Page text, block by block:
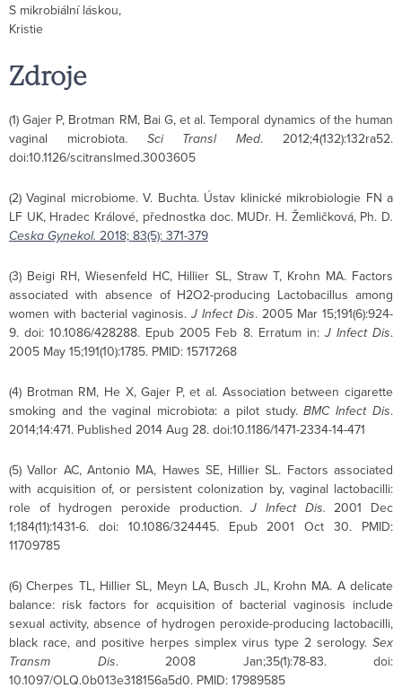
S mikrobiální láskou,
Kristie
Zdroje
(1) Gajer P, Brotman RM, Bai G, et al. Temporal dynamics of the human
vaginal microbiota. Sci Transl Med. 2012;4(132):132ra52.
doi:10.1126/scitranslmed.3003605
(2) Vaginal microbiome. V. Buchta. Ústav klinické mikrobiologie FN a
LF UK, Hradec Králové, přednostka doc. MUDr. H. Žemličková, Ph. D.
Ceska Gynekol.2018; 83(5): 371-379
(3) Beigi RH, Wiesenfeld HC, Hillier SL, Straw T, Krohn MA. Factors
associated with absence of H2O2-producing Lactobacillus among
women with bacterial vaginosis. J Infect Dis. 2005 Mar 15;191(6):924-
9. doi: 10.1086/428288. Epub 2005 Feb 8. Erratum in: J Infect Dis.
2005 May 15;191(10):1785. PMID: 15717268
(4) Brotman RM, He X, Gajer P, et al. Association between cigarette
smoking and the vaginal microbiota: a pilot study.BMC Infect Dis.
2014;14:471. Published 2014 Aug 28. doi:10.1186/1471-2334-14-471
(5) Vallor AC, Antonio MA, Hawes SE, Hillier SL. Factors associated
with acquisition of, or persistent colonization by, vaginal lactobacilli:
role of hydrogen peroxide production.J Infect Dis. 2001 Dec
1;184(11):1431-6. doi: 10.1086/324445. Epub 2001 Oct 30. PMID:
11709785
(6) Cherpes TL, Hillier SL, Meyn LA, Busch JL, Krohn MA. A delicate
balance: risk factors for acquisition of bacterial vaginosis include
sexual activity, absence of hydrogen peroxide-producing lactobacilli,
black race, and positive herpes simplex virus type 2 serology. Sex
Transm Dis. 2008 Jan;35(1):78-83. doi:
10.1097/OLQ.0b013e318156a5d0. PMID: 17989585